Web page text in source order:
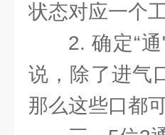
状态对应一个
2. 确定“
说，除了进气
那么这些口都